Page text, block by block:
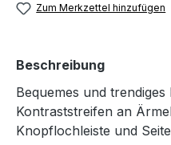
Zum Merkzettel hinzufügen
Beschreibung
Bequemes und
Kontraststreifen an
Knopflochleiste und